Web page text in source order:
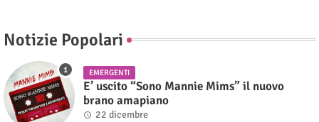
Notizie Popolari
EMERGENTI
E’ uscito “Sono Mannie Mims” il nuovo
brano amapiano
22 dicembre